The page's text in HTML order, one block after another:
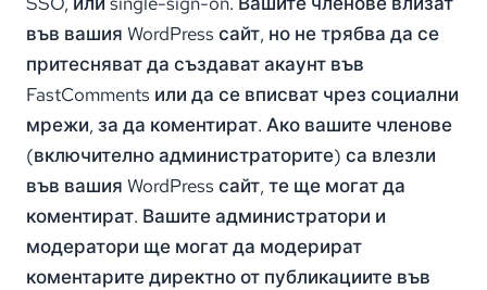
във вашия WordPress сайт, но не трябва да се
притесняват да създават акаунт във
FastComments или да се вписват чрез социални
мрежи, за да коментират. Ако вашите членове
(включително администраторите) са влезли
във вашия WordPress сайт, те ще могат да
коментират. Вашите администратори и
модератори ще могат да модерират
коментарите директно от публикациите във